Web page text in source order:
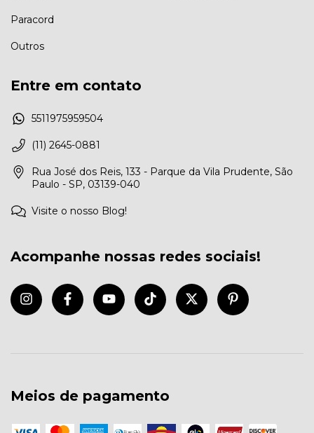
Paracord
Outros
Entre em contato
5511975959504
(11) 2645-0881
Rua José dos Reis, 133 - Parque da Vila Prudente, São
Paulo - SP, 03139-040
Visite o nosso Blog!
Acompanhe nossas redes sociais!
Meios de pagamento